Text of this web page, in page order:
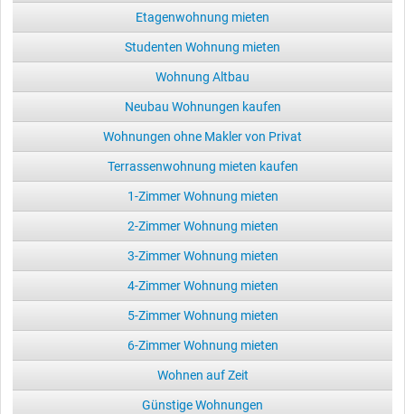
Etagenwohnung mieten
Studenten Wohnung mieten
Wohnung Altbau
Neubau Wohnungen kaufen
Wohnungen ohne Makler von Privat
Terrassenwohnung mieten kaufen
1-Zimmer Wohnung mieten
2-Zimmer Wohnung mieten
3-Zimmer Wohnung mieten
4-Zimmer Wohnung mieten
5-Zimmer Wohnung mieten
6-Zimmer Wohnung mieten
Wohnen auf Zeit
Günstige Wohnungen